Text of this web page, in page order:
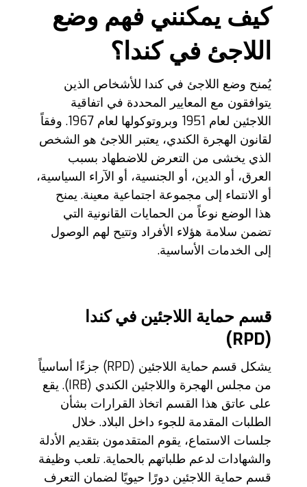
كيف يمكنني فهم وضع
اللاجئ في كندا؟
يُمنح وضع اللاجئ في كندا للأشخاص الذين
يتوافقون مع المعايير المحددة في اتفاقية
اللاجئين لعام 1951 وبروتوكولها لعام 1967. وفقاً
لقانون الهجرة الكندي، يعتبر اللاجئ هو الشخص
الذي يخشى من التعرض للاضطهاد بسبب
العرق، أو الدين، أو الجنسية، أو الآراء السياسية،
أو الانتماء إلى مجموعة اجتماعية معينة. يمنح
هذا الوضع نوعاً من الحمايات القانونية التي
تضمن سلامة هؤلاء الأفراد وتتيح لهم الوصول
إلى الخدمات الأساسية.
قسم حماية اللاجئين في كندا
(RPD)
يشكل قسم حماية اللاجئين (RPD) جزءًا أساسياً
من مجلس الهجرة واللاجئين الكندي (IRB). يقع
على عاتق هذا القسم اتخاذ القرارات بشأن
الطلبات المقدمة للجوء داخل البلاد. خلال
جلسات الاستماع، يقوم المتقدمون بتقديم الأدلة
والشهادات لدعم طلباتهم بالحماية. تلعب وظيفة
قسم حماية اللاجئين دورًا حيويًا لضمان التعرف